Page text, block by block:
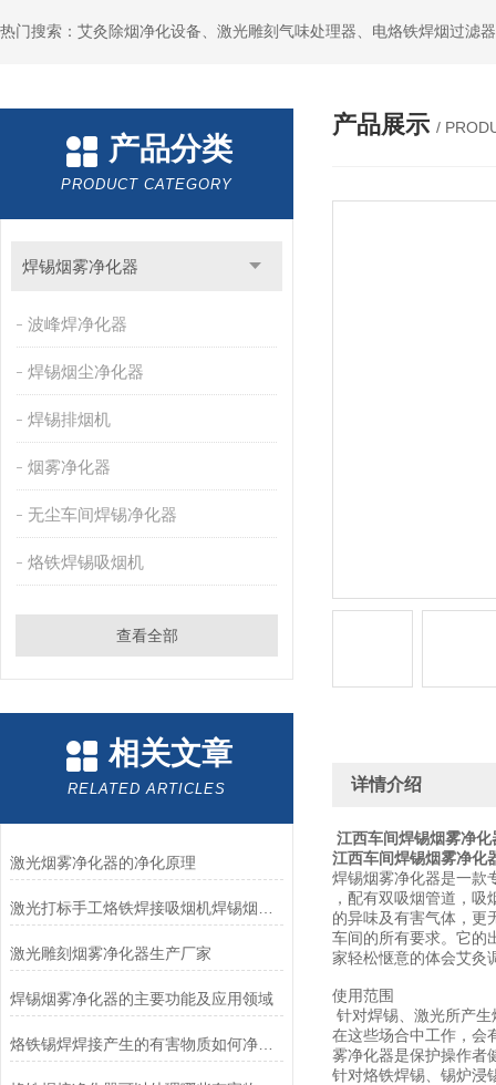
产品分类
PRODUCT CATEGORY
焊锡烟雾净化器
波峰焊净化器
焊锡烟尘净化器
焊锡排烟机
烟雾净化器
无尘车间焊锡净化器
烙铁焊锡吸烟机
查看全部
相关文章
RELATED ARTICLES
激光烟雾净化器的净化原理
激光雕刻烟雾净化器生产厂家
焊锡烟雾净化器的主要功能及应用领域
烙铁锡焊焊接产生的有害物质如何净化？
产品展示 /
详情介绍
江西车间焊锡烟雾净
江西车间焊锡烟雾净化
焊锡烟雾净化器是一款
，配有双吸烟管道，
的异味及有害气体，更
车间的所有要求。它的
家轻松惬意的体会艾灸
使用范围
针对焊锡、激光所产
在这些场合中工作，会
雾净化器是保护操作者
针对烙铁焊锡、锡炉浸